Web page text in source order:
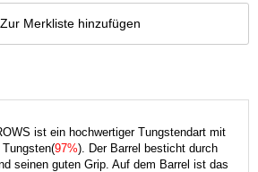
Zur Merkliste hinzufügen
ist ein hochwertiger Tungstendart mit
97%). Der Barrel besticht durch
seinen guten Grip. Auf dem Barrel ist das